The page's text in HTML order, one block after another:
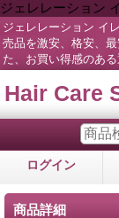
ジェレレーション
ジェレレーション イ
売品を激安、格安、
た、お買い得感のあ
Hair Care
ログイン
商品詳細